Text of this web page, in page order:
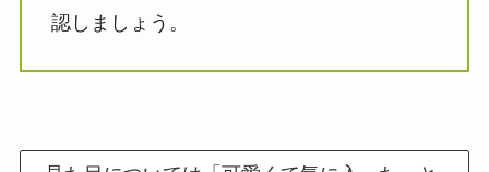
認しましょう。